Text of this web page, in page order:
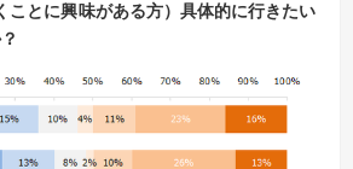
ことに興味がある方）具体的に行きたい